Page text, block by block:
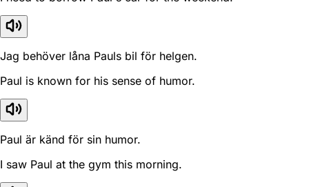
Jag behöver låna Pauls bil för helgen.
Paul is known for his sense of humor.
Paul är känd för sin humor.
I saw Paul at the gym this morning.